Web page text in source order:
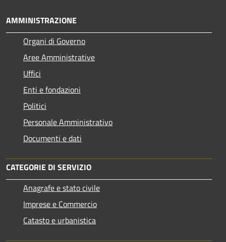
AMMINISTRAZIONE
Organi di Governo
Aree Amministrative
Uffici
Enti e fondazioni
Politici
Personale Amministrativo
Documenti e dati
CATEGORIE DI SERVIZIO
Anagrafe e stato civile
Imprese e Commercio
Catasto e urbanistica